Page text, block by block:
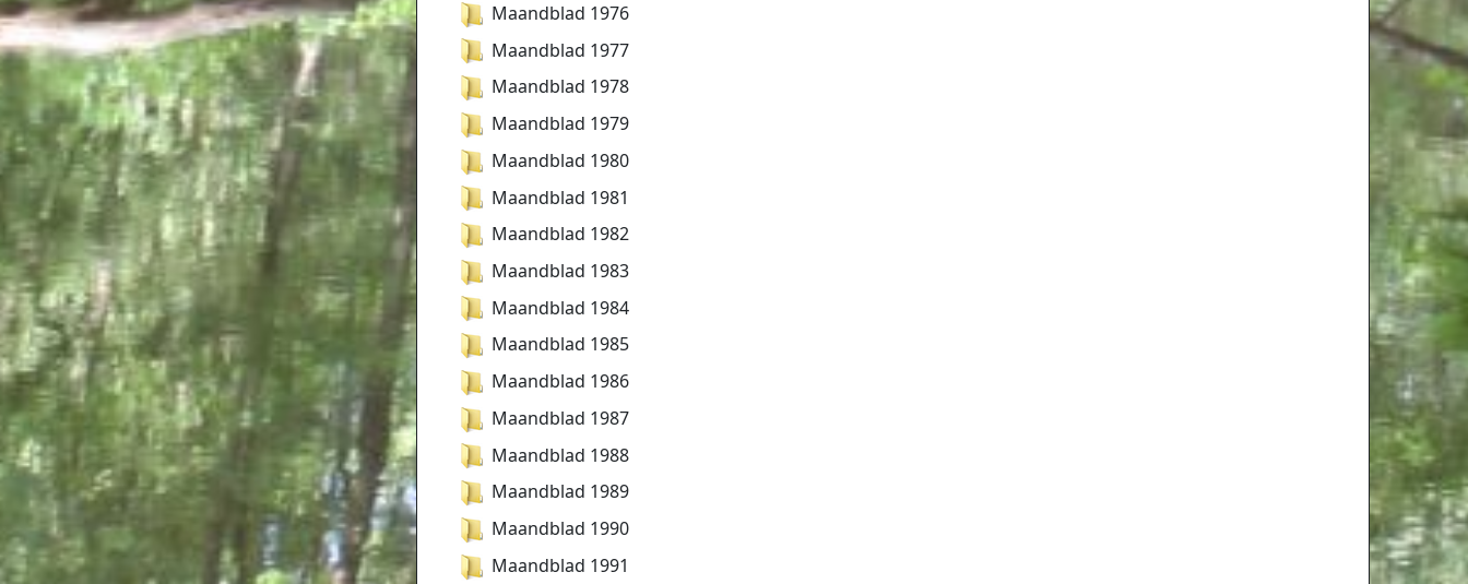
Maandblad 1976
Maandblad 1977
Maandblad 1978
Maandblad 1979
Maandblad 1980
Maandblad 1981
Maandblad 1982
Maandblad 1983
Maandblad 1984
Maandblad 1985
Maandblad 1986
Maandblad 1987
Maandblad 1988
Maandblad 1989
Maandblad 1990
Maandblad 1991